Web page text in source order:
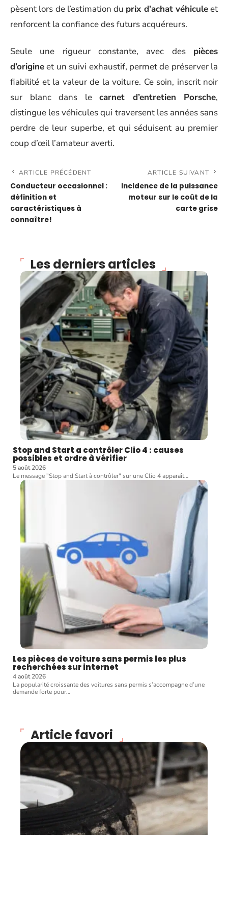
pèsent lors de l’estimation du prix d’achat véhiculeet
renforcent la confiance des futurs acquéreurs.
Seule une rigueur constante, avec des pièces
d’origineet un suivi exhaustif, permet de préserver la
fiabilité et la valeur de la voiture. Ce soin, inscrit noir
sur blanc dans le carnet d’entretien Porsche,
distingue les véhicules qui traversent les années sans
perdre de leur superbe, et qui séduisent au premier
coup d’œil l’amateur averti.
ARTICLE PRÉCÉDENT
Conducteur occasionnel :
définition et
caractéristiques à
connaître!
ARTICLE SUIVANT
Incidence de la puissance
moteur sur le coût de la
carte grise
Les derniers articles
Stop and Start a contrôler Clio 4 : causes
possibles et ordre à vérifier
5 août 2026
Le message "Stop and Start à contrôler" sur une Clio 4 apparaît…
Les pièces de voiture sans permis les plus
recherchées sur internet
4 août 2026
La popularité croissante des voitures sans permis s’accompagne d’une
demande forte pour…
Article favori